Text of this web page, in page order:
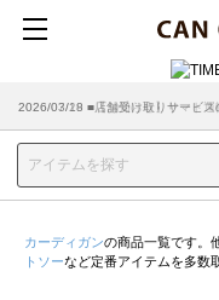
2026/07/29 ■【お知らせ】ヤマト運
2026/03/18 ■店舗受け取りサービス
カーディガンの商品一覧です。
トソーなど定番アイテムを多数